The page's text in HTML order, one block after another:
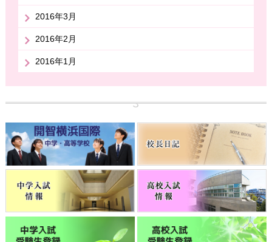
2016年3月
2016年2月
2016年1月